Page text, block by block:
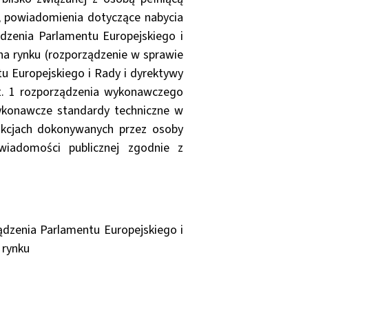
dotyczące nabycia
Parlamentu Europejskiego i
rynku (rozporządzenie w sprawie
Europejskiego i Rady i dyrektywy
rozporządzenia wykonawczego
standardy techniczne w
dokonywanych przez osoby
publicznej zgodnie z
Parlamentu Europejskiego i